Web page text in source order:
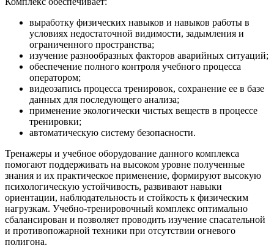
выработку физических навыков и навыков работы в
условиях недостаточной видимости, задымления и
ограниченного пространства;
изучение разнообразных факторов аварийных ситуаций;
обеспечение полного контроля учебного процесса
оператором;
видеозапись процесса тренировок, сохранение ее в базе
данных для последующего анализа;
применение экологически чистых веществ в процессе
тренировки;
автоматическую систему безопасности.
Тренажеры и учебное оборудование данного комплекса
помогают поддерживать на высоком уровне полученные
знания и их практическое применение, формируют высокую
психологическую устойчивость, развивают навыки
ориентации, наблюдательность и стойкость к физическим
нагрузкам. Учебно-тренировочный комплекс оптимально
сбалансирован и позволяет проводить изучение спасательной
и противопожарной техники при отсутствии огневого
полигона.